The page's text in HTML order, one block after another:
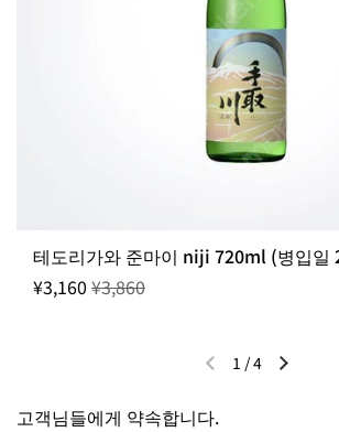
테도리가와 준마이 niji 720ml (병입일
¥3,160 ¥3,860
이전 슬라이드다음 슬
1 /4
고객님들에게 약속합니다.